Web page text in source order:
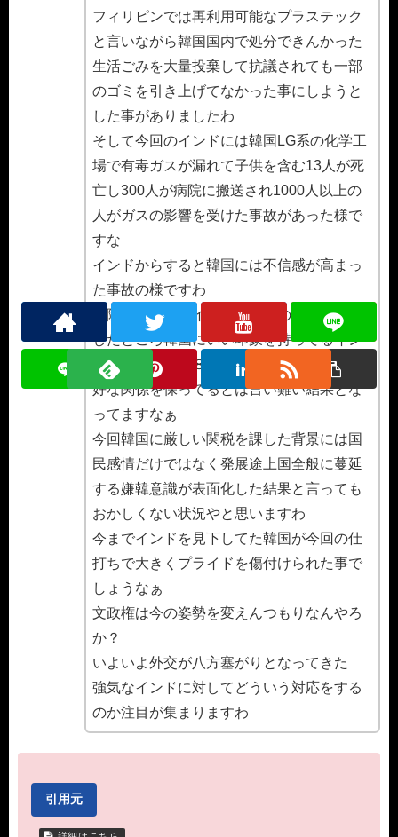
フィリピンでは再利用可能なプラステック
と言いながら韓国国内で処分できんかった
生活ごみを大量投棄して抗議されても一部
のゴミを引き上げてなかった事にしようと
した事がありましたわ
そして今回のインドには韓国LG系の化学工
場で有毒ガスが漏れて子供を含む13人が死
亡し300人が病院に搬送され1000人以上の
人がガスの影響を受けた事故があった様で
すな
インドからすると韓国には不信感が高まっ
た事故の様ですわ
実際の調査ではインドで韓国の印象調査を
したところ韓国にいい印象を持ってるイン
ド人はわずか２８％となっており決して良
好な関係を保ってるとは言い難い結果とな
ってますなぁ
今回韓国に厳しい関税を課した背景には国
民感情だけではなく発展途上国全般に蔓延
する嫌韓意識が表面化した結果と言っても
おかしくない状況やと思いますわ
今までインドを見下してた韓国が今回の仕
打ちで大きくプライドを傷付けられた事で
しょうなぁ
文政権は今の姿勢を変えんつもりなんやろ
か？
いよいよ外交が八方塞がりとなってきた
強気なインドに対してどういう対応をする
のか注目が集まりますわ
引用元